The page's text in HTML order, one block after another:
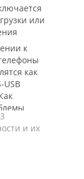
или
к
как
USB
и их